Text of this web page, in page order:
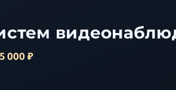
000 ₽